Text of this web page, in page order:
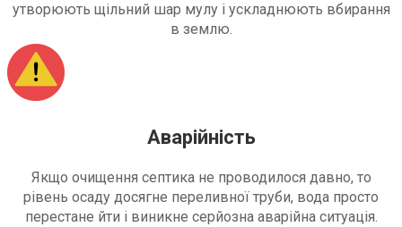
утворюють щільний шар мулу і ускладнюють вбирання
в землю.
Аварійність
Якщо очищення септика не проводилося давно, то
рівень осаду досягне переливної труби, вода просто
перестане йти і виникне серйозна аварійна ситуація.